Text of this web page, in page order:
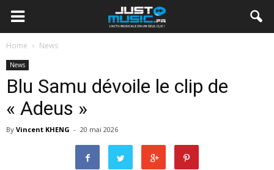
Home News
News
Blu Samu dévoile le clip de
« Adeus »
By Vincent KHENG - 20 mai 2026